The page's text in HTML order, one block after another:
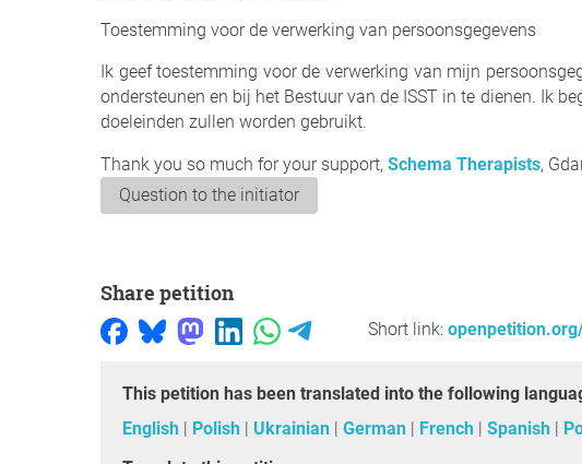
Toestemming voor de verwerking van persoonsgegevens
Ik geef toestemming voor de verwerking van mijn
ondersteunen en bij het Bestuur van de ISST in te dienen. Ik
doeleinden zullen worden gebruikt.
Thank you so much for your support, Schema Therapists,
Question to the initiator
Share petition
Short link:
This petition has been translated into the following
English
Polish Ukrainian German French Spanish